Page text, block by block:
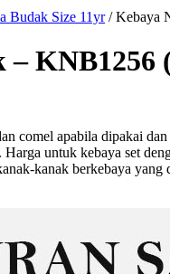
Budak Size 11yr/Kebaya
– KNB1256
comel apabila dipakai
. Harga untuk kebaya set
kanak berkebaya